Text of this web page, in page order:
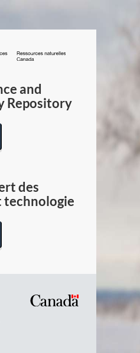
/
Canada
and
Repository
des
technologie
Symbole